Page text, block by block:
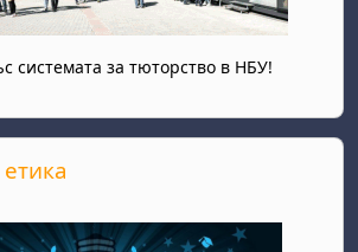
системата за тюторство в НБУ!
етика